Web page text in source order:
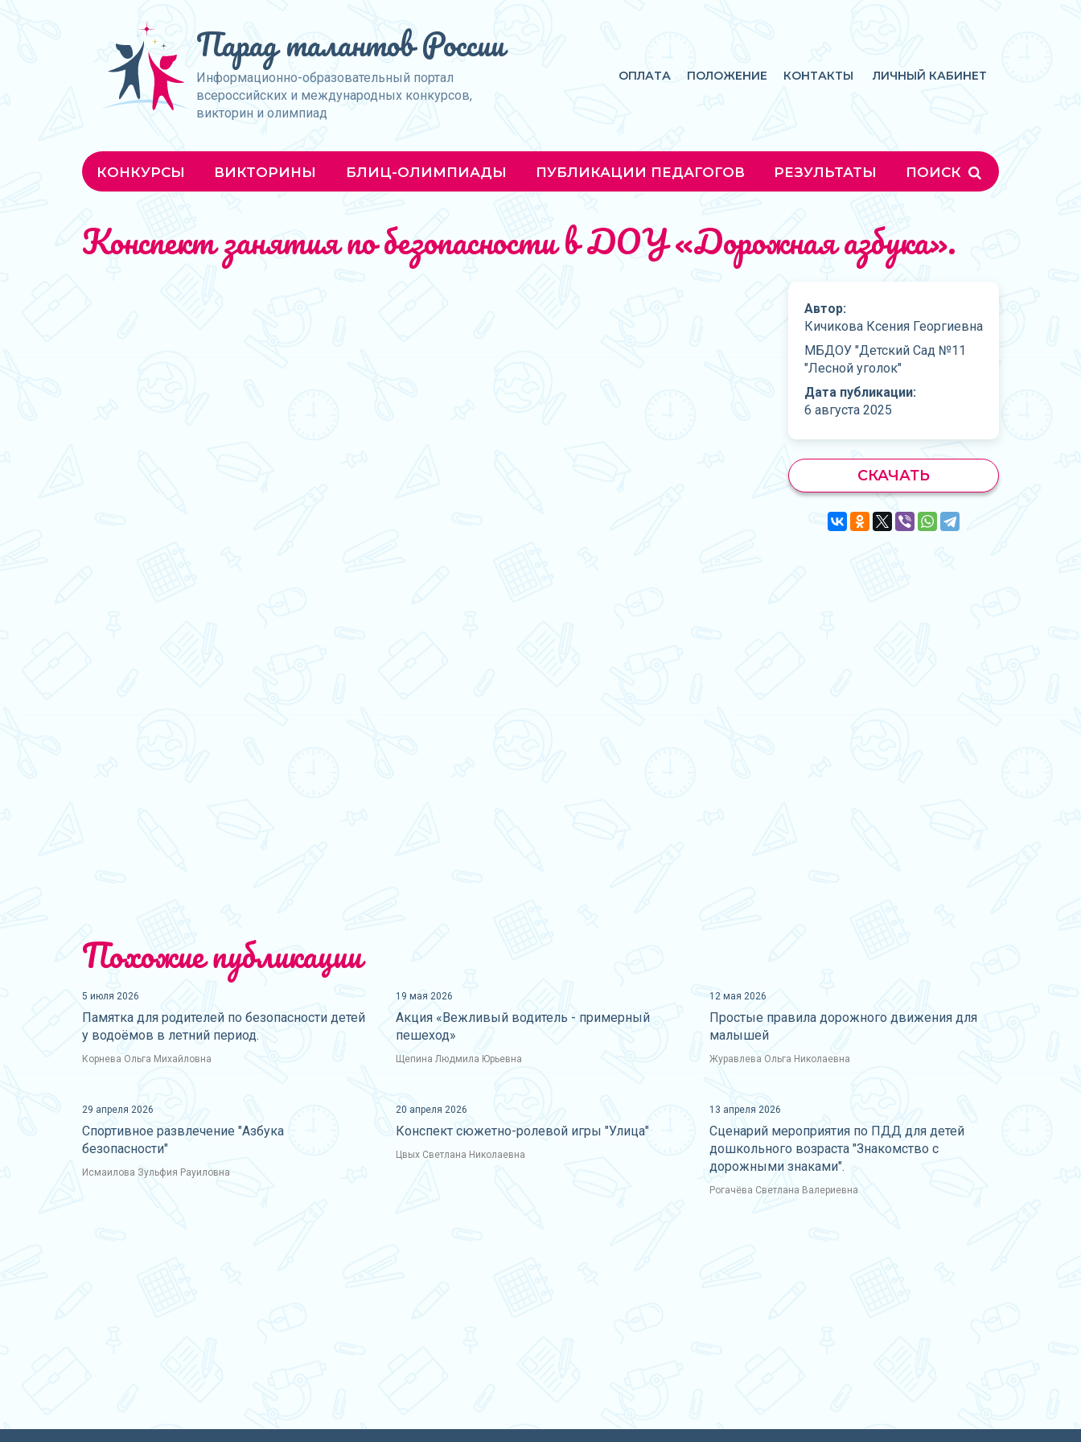
Парад талантов России
Информационно-образовательный портал
всероссийских и международных конкурсов,
викторин и олимпиад
ОПЛАТА ПОЛОЖЕНИЕ КОНТАКТЫ ЛИЧНЫЙ КАБИНЕТ
КОНКУРСЫ ВИКТОРИНЫ БЛИЦ-ОЛИМПИАДЫ ПУБЛИКАЦИИ ПЕДАГОГОВ РЕЗУЛЬТАТЫ ПОИСК
Конспект занятия по безопасности в ДОУ «Дорожная азбука».
Автор:
Кичикова Ксения Георгиевна
МБДОУ "Детский Сад №11
"Лесной уголок"
Дата публикации:
6 августа 2025
СКАЧАТЬ
Похожие публикации
5 июля 2026
Памятка для родителей по безопасности детей
у водоёмов в летний период.
Корнева Ольга Михайловна
19 мая 2026
Акция «Вежливый водитель - примерный
пешеход»
Щепина Людмила Юрьевна
12 мая 2026
Простые правила дорожного движения для
малышей
Журавлева Ольга Николаевна
29 апреля 2026
Спортивное развлечение "Азбука
безопасности"
Исмаилова Зульфия Рауиловна
20 апреля 2026
Конспект сюжетно-ролевой игры "Улица"
Цвых Светлана Николаевна
13 апреля 2026
Сценарий мероприятия по ПДД для детей
дошкольного возраста "Знакомство с
дорожными знаками".
Рогачёва Светлана Валериевна